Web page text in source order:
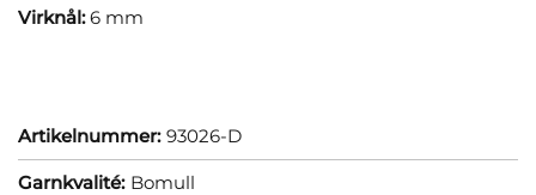
Virknål:6 mm
Artikelnummer: 93026-D
Garnkvalité: Bomull